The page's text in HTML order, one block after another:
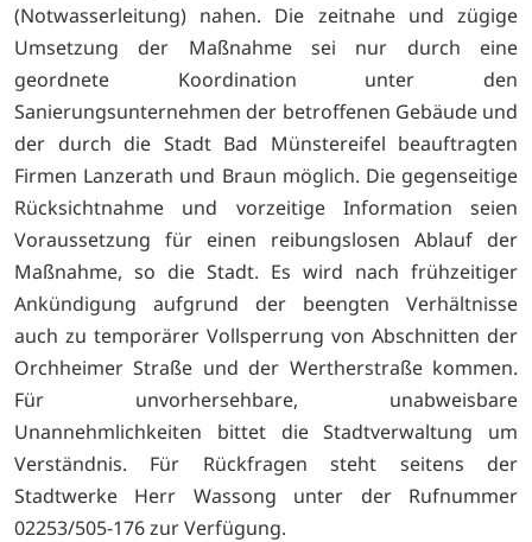
(Notwasserleitung) nahen. Die zeitnahe und zügige
Umsetzung der Maßnahme sei nur durch eine
geordnete Koordination unter den
Sanierungsunternehmen der betroffenen Gebäude und
der durch die Stadt Bad Münstereifel beauftragten
Firmen Lanzerath und Braun möglich. Die gegenseitige
Rücksichtnahme und vorzeitige Information seien
Voraussetzung für einen reibungslosen Ablauf der
Maßnahme, so die Stadt. Es wird nach frühzeitiger
Ankündigung aufgrund der beengten Verhältnisse
auch zu temporärer Vollsperrung von Abschnitten der
Orchheimer Straße und der Wertherstraße kommen.
Für unvorhersehbare, unabweisbare
Unannehmlichkeiten bittet die Stadtverwaltung um
Verständnis. Für Rückfragen steht seitens der
Stadtwerke Herr Wassong unter der Rufnummer
02253/505-176 zur Verfügung.